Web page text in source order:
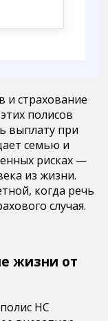
и страхование
полисов
выплату при
семью и
рисках —
из жизни.
когда речь
случая.
жизни от
полис НС